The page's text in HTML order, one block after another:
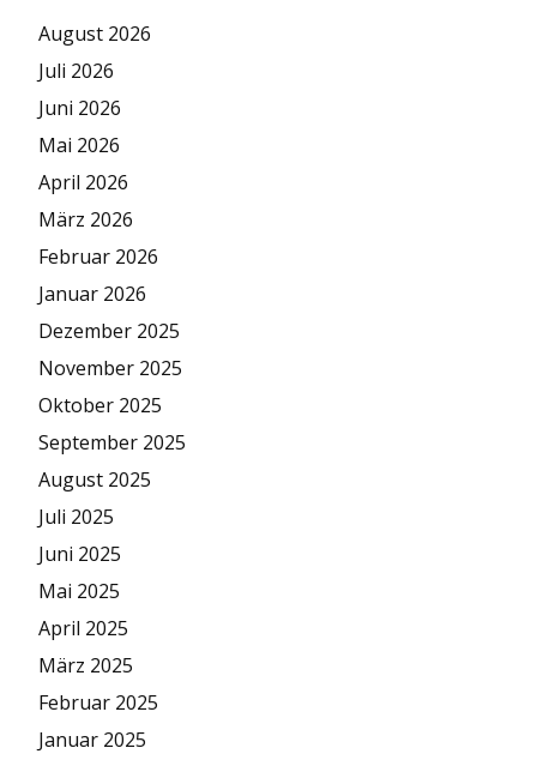
August 2026
Juli 2026
Juni 2026
Mai 2026
April 2026
März 2026
Februar 2026
Januar 2026
Dezember 2025
November 2025
Oktober 2025
September 2025
August 2025
Juli 2025
Juni 2025
Mai 2025
April 2025
März 2025
Februar 2025
Januar 2025